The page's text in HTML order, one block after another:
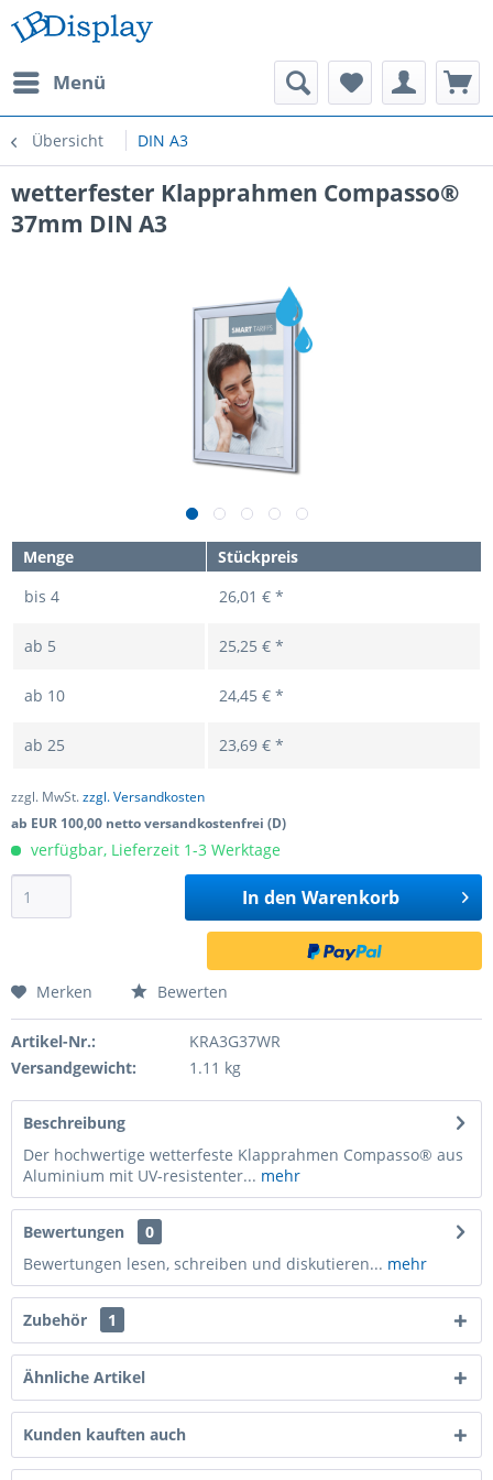
Menü
Übersicht DIN A3
wetterfester Klapprahmen Compasso®
37mm DIN A3
Menge
Stückpreis
bis 4 26,01 € *
ab 5 25,25 € *
ab 10 24,45 € *
ab 25 23,69 € *
zzgl. MwSt.zzgl. Versandkosten
ab EUR 100,00 netto versandkostenfrei (D)
verfügbar, Lieferzeit 1-3 Werktage
In den Warenkorb
Merken Bewerten
Artikel-Nr.:
KRA3G37WR
Versandgewicht:
1.11 kg
Beschreibung
Der hochwertige wetterfeste Klapprahmen Compasso® aus
Aluminium mit UV-resistenter... mehr
Bewertungen
0
Bewertungen lesen, schreiben und diskutieren... mehr
Zubehör 1
Ähnliche Artikel
Kunden kauften auch